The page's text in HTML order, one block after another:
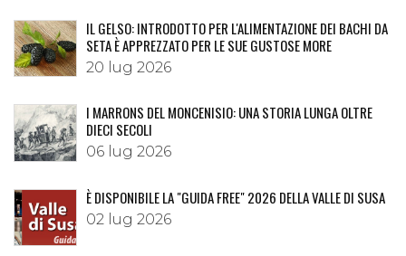
IL GELSO: INTRODOTTO PER L'ALIMENTAZIONE DEI BACHI DA
SETA È APPREZZATO PER LE SUE GUSTOSE MORE
20 lug 2026
I MARRONS DEL MONCENISIO: UNA STORIA LUNGA OLTRE
DIECI SECOLI
06 lug 2026
È DISPONIBILE LA "GUIDA FREE" 2026 DELLA VALLE DI SUSA
02 lug 2026